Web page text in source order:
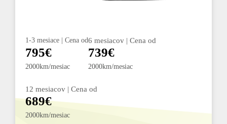
1-3 mesiace | Cena od
795€
2000km/mesiac
6 mesiacov | Cena od
739€
2000km/mesiac
12 mesiacov | Cena od
689€
2000km/mesiac